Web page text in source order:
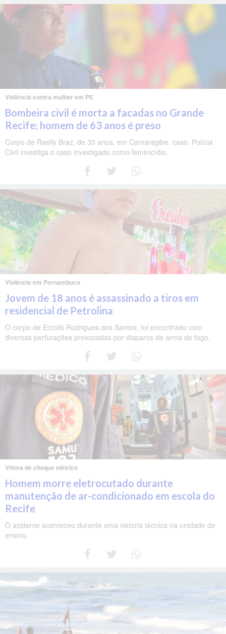
Violência contra mulher em PE
Bombeira civil é morta a facadas no Grande
Recife; homem de 63 anos é preso
Corpo de Raelly Braz, de 30 anos, em Camaragibe. caso. Polícia
Civil investiga o caso investigado como feminicídio.
Violência em Pernambuco
Jovem de 18 anos é assassinado a tiros em
residencial de Petrolina
O corpo de Ercolis Rodrigues dos Santos, foi encontrado com
diversas perfurações provocadas por disparos de arma de fogo.
Vítima de choque elétrico
Homem morre eletrocutado durante
manutenção de ar-condicionado em escola do
Recife
O acidente aconteceu durante uma vistoria técnica na unidade de
ensino.